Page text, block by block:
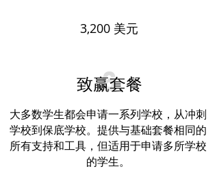
6
3,200 美元
致赢套餐
大多数学生都会申请一系列学校，从冲刺
学校到保底学校。提供与基础套餐相同的
所有支持和工具，但适用于申请多所学校
的学生。